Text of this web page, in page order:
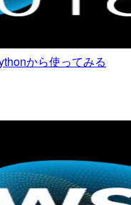
から使ってみる